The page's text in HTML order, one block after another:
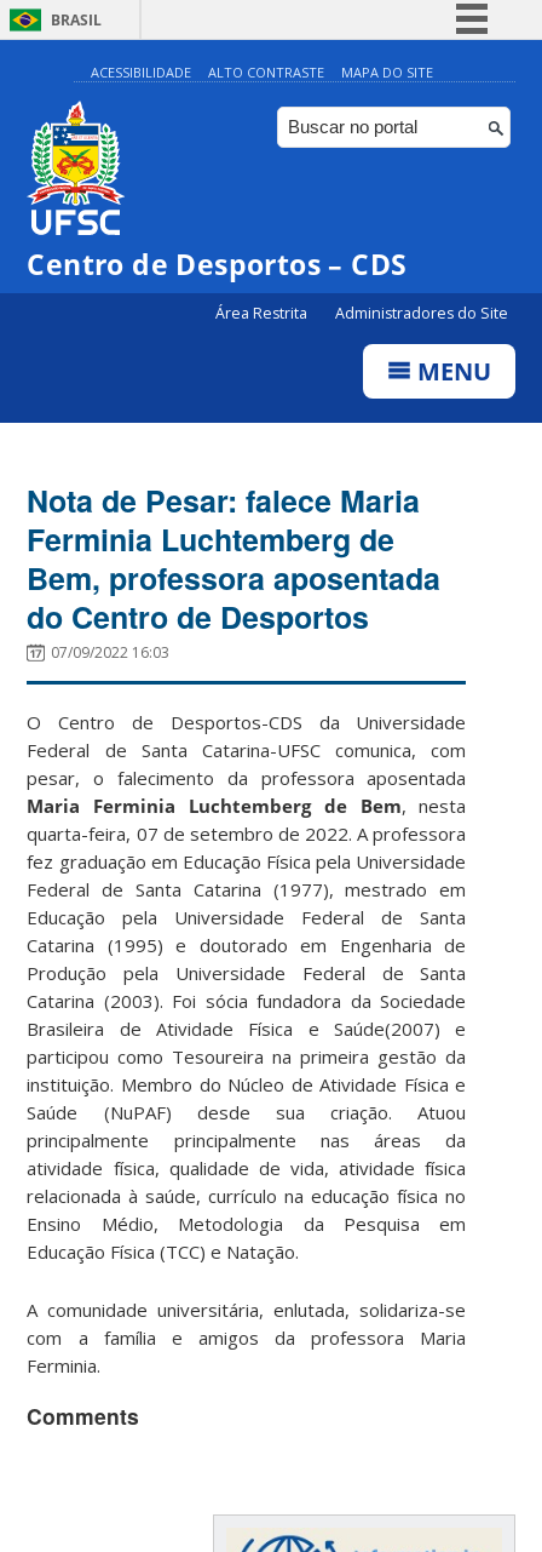
BRASIL
Simplifique!
Comunica BR
Participe
Canais
ACESSIBILIDADE ALTO CONTRASTE MAPA DO SITE
Centro de Desportos – CDS
Área Restrita Administradores do Site
MENU
Nota de Pesar: falece Maria
Ferminia Luchtemberg de
Bem, professora aposentada
do Centro de Desportos
07/09/2022 16:03
O Centro de Desportos-CDS da Universidade
Federal de Santa Catarina-UFSC comunica, com
pesar, o falecimento da professora aposentada
Maria Ferminia Luchtemberg de Bem, nesta
quarta-feira, 07 de setembro de 2022. A professora
fez graduação em Educação Física pela Universidade
Federal de Santa Catarina (1977), mestrado em
Educação pela Universidade Federal de Santa
Catarina (1995) e doutorado em Engenharia de
Produção pela Universidade Federal de Santa
Catarina (2003). Foi sócia fundadora da Sociedade
Brasileira de Atividade Física e Saúde(2007) e
participou como Tesoureira na primeira gestão da
instituição. Membro do Núcleo de Atividade Física e
Saúde (NuPAF) desde sua criação. Atuou
principalmente principalmente nas áreas da
atividade física, qualidade de vida, atividade física
relacionada à saúde, currículo na educação física no
Ensino Médio, Metodologia da Pesquisa em
Educação Física (TCC) e Natação.
A comunidade universitária, enlutada, solidariza-se
com a família e amigos da professora Maria
Ferminia.
Comments